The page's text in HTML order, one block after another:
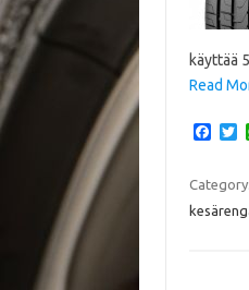
käyttää
Read
e
b
o
T
t
e
Category: